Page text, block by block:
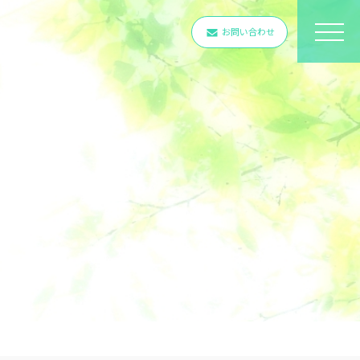
お問い合わせ